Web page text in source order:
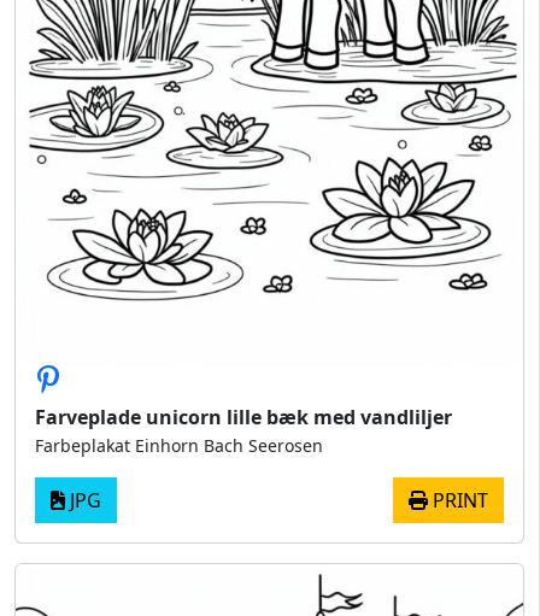
Farveplade unicorn lille bæk med vandliljer
Farbeplakat Einhorn Bach Seerosen
JPG PRINT